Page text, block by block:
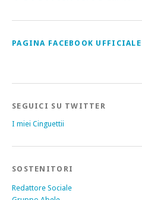
PAGINA FACEBOOK UFFICIALE
SEGUICI SU TWITTER
I miei Cinguettii
SOSTENITORI
Redattore Sociale